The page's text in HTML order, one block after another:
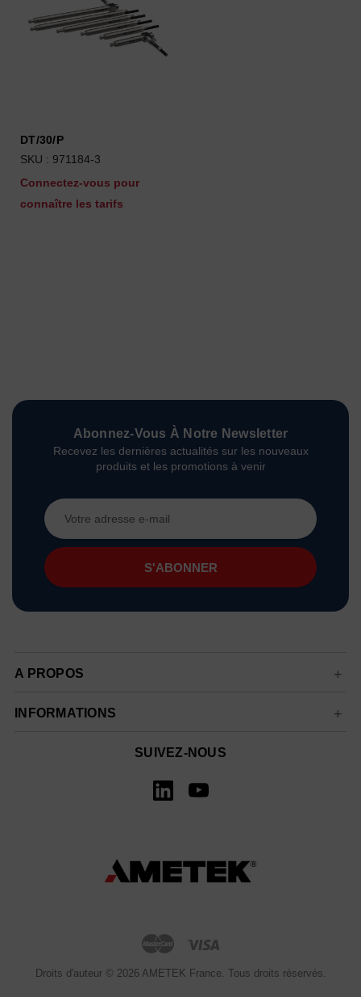
DT/30/P
SKU : 971184-3
Connectez-vous pour
connaître les tarifs
Abonnez-Vous À Notre Newsletter
Recevez les dernières actualités sur les nouveaux
produits et les promotions à venir
Adresse
e-
mail
A PROPOS
INFORMATIONS
SUIVEZ-NOUS
Droits d'auteur © 2026 AMETEK France. Tous droits réservés.